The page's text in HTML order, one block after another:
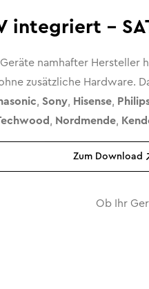
integriert -
namhafter Hersteller
zusätzliche Hardware.
, Sony, Hisense,
, Nordmende,
Zum Download
Ob Ihr